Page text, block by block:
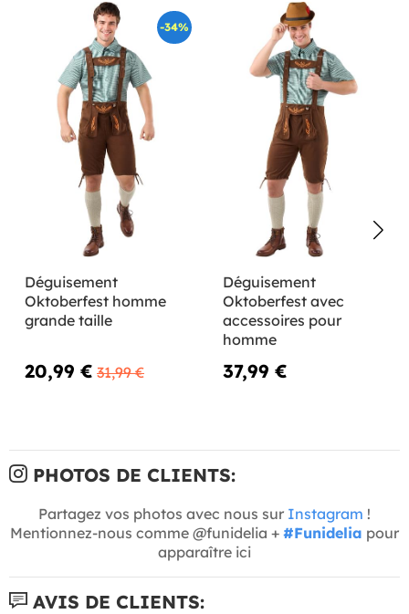
-34%
Déguisement
Oktoberfest homme
grande taille
20,99 € 31,99 €
Déguisement
Oktoberfest avec
accessoires pour
homme
37,99 €
PHOTOS DE CLIENTS:
Partagez vos photos avec nous sur Instagram !
Mentionnez-nous comme @funidelia + #Funidelia pour
apparaître ici
AVIS DE CLIENTS: